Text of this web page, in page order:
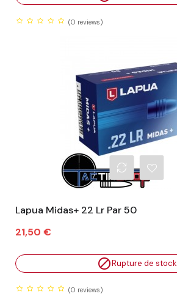
(0 reviews)
Lapua Midas+ 22 Lr Par 50
Prix
21,50 €
Rupture de stock
(0 reviews)